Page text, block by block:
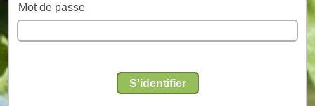
Mot de passe
S'identifier